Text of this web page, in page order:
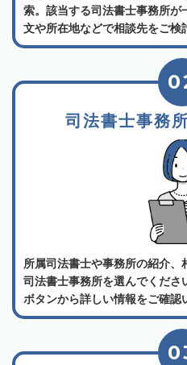
索。該当する司法書士事務所が
文や所在地などで相談先をご検
司法書士事務
所属司法書士や事務所の紹介
司法書士事務所を選んでくださ
ボタンから詳しい情報をご確認